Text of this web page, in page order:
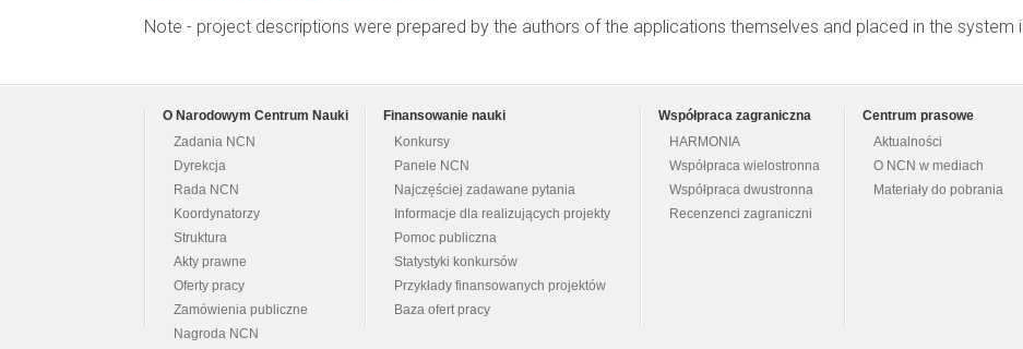
Note - project descriptions were prepared by the authors of the applications themselves and placed in the system
O Narodowym Centrum Nauki
Zadania NCN
Dyrekcja
Rada NCN
Koordynatorzy
Struktura
Akty prawne
Oferty pracy
Zamówienia publiczne
Nagroda NCN
Finansowanie nauki
Konkursy
Panele NCN
Najczęściej zadawane pytania
Informacje dla realizujących projekty
Pomoc publiczna
Statystyki konkursów
Przykłady finansowanych projektów
Baza ofert pracy
Współpraca zagraniczna
HARMONIA
Współpraca wielostronna
Współpraca dwustronna
Recenzenci zagraniczni
Centrum prasowe
Aktualności
O NCN w mediach
Materiały do pobrania